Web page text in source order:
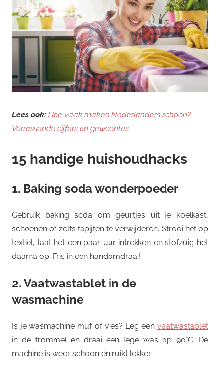
Lees ook: Hoe vaak maken Nederlanders schoon?
Verrassende cijfers en gewoontes
15 handige huishoudhacks
1. Baking soda wonderpoeder
Gebruik baking soda om geurtjes uit je koelkast,
schoenen of zelfs tapijten te verwijderen. Strooi het op
textiel, laat het een paar uur intrekken en stofzuig het
daarna op. Fris in een handomdraai!
2. Vaatwastablet in de
wasmachine
Is je wasmachine muf of vies? Leg een vaatwastablet
in de trommel en draai een lege was op 90°C. De
machine is weer schoon én ruikt lekker.